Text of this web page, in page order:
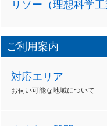
リソー（理想科学工
ご利用案内
対応エリア
お伺い可能な地域について